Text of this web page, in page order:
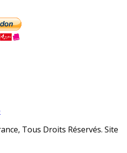
Tous Droits Réservés. Site